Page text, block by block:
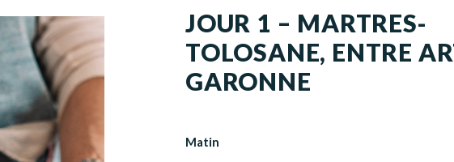
JOUR 1 – MARTRES-
TOLOSANE, ENTRE
GARONNE
Matin